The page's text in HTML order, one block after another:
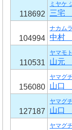
118692
ミヤケ
三宅
104994
ナカム
中村
110531
ヤマモ
山元
156080
ヤマグ
山口
127187
ヤマグ
山口
ヤマグ